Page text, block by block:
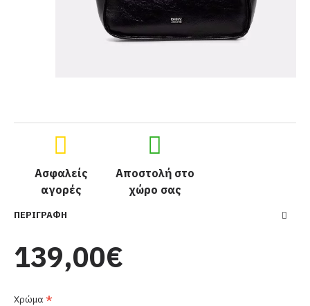
Ασφαλείς
αγορές
Αποστολή στο
χώρο σας
ΠΕΡΙΓΡΑΦΉ
139,00€
Χρώμα